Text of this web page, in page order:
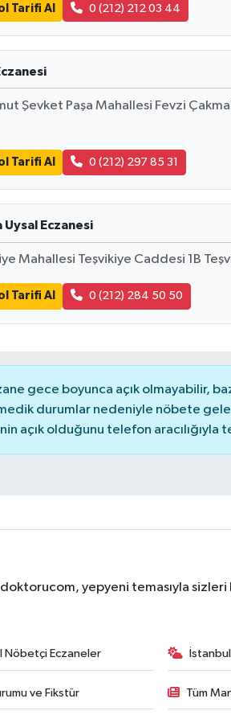
Tarifi Al 0 (212) 212 03 44
Şevket Paşa Mahallesi Fevzi
Tarifi Al 0 (212) 297 85 31
Uysal Eczanesi
Mahallesi Teşvikiye Caddesi 1B
Tarifi Al 0 (212) 284 50 50
gece boyunca açık olmayabilir,
durumlar nedeniyle nöbete
açık olduğunu telefon aracılığıyla
yepyeni temasıyla sizleri
Nöbetçi Eczaneler
ve Fikstür Tüm